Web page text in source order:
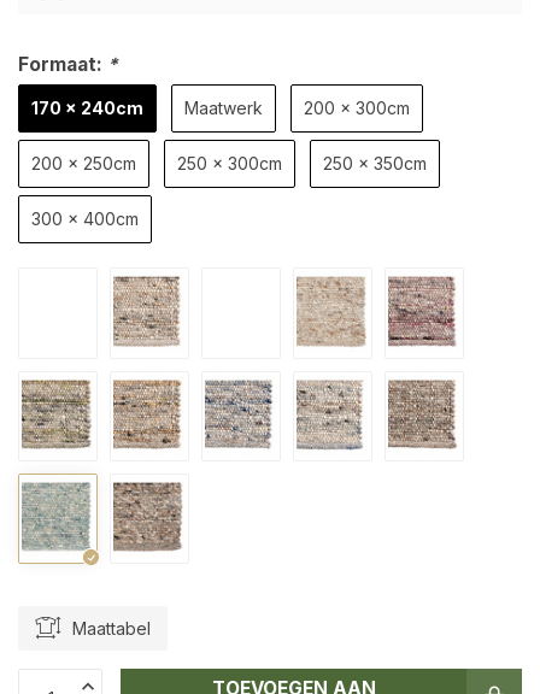
Formaat: *
170 x 240cm Maatwerk 200 x 300cm
200 x 250cm 250 x 300cm 250 x 350cm
300 x 400cm
Maattabel
TOEVOEGEN AAN